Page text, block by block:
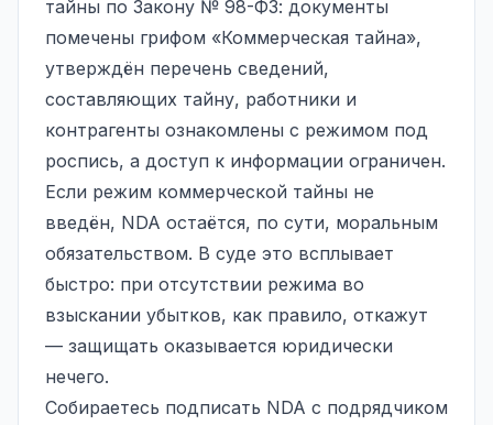
тайны по Закону № 98-ФЗ: документы
помечены грифом «Коммерческая тайна»,
утверждён перечень сведений,
составляющих тайну, работники и
контрагенты ознакомлены с режимом под
роспись, а доступ к информации ограничен.
Если режим коммерческой тайны не
введён, NDA остаётся, по сути, моральным
обязательством. В суде это всплывает
быстро: при отсутствии режима во
взыскании убытков, как правило, откажут
— защищать оказывается юридически
нечего.
Собираетесь подписать NDA с подрядчиком